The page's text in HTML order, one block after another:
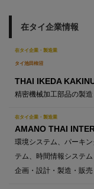
在タイ企業情報
在タイ企業・製造業
タイ池田柿沼
THAI IKEDA
精密機械加工部品の製造
在タイ企業・製造業
AMANO THAI
環境システム、パーキ
テム、時間情報システム
企画・設計・製造・販